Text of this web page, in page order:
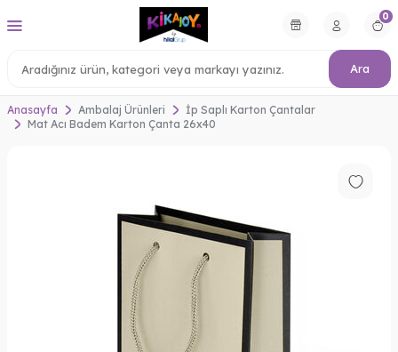
Ara
0
Anasayfa Ambalaj Ürünleri
İp Saplı Karton Çantalar
Mat Acı Badem Karton Çanta 26x40